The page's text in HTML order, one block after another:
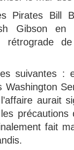
Pirates Bill
Gibson en
rétrograde
suivantes :
Washington
aurait
précautions
fait